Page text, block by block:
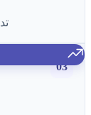
03